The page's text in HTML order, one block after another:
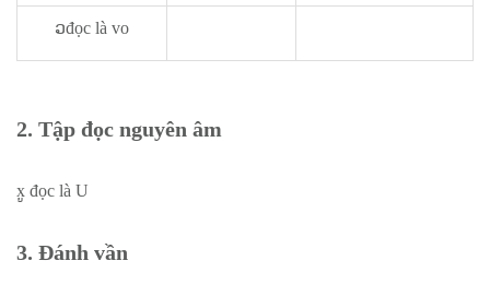
ວđọc là vo
2. Tập đọc nguyên âm
xູ đọc là U
3. Đánh vần